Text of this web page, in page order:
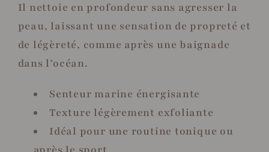
Il nettoie en profondeur sans agresser la
peau, laissant une sensation de propreté et
de légèreté, comme après une baignade
dans l’océan.
Senteur marine énergisante
Texture légèrement exfoliante
Idéal pour une routine tonique ou